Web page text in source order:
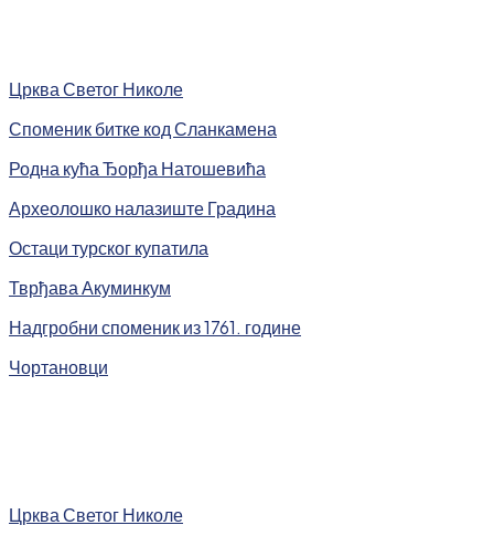
Црква Светог Николе
Споменик битке код Сланкамена
Родна кућа Ђорђа Натошевића
Археолошко налазиште Градина
Остаци турског купатила
Тврђава Акуминкум
Надгробни споменик из 1761. године
Чортановци
Црква Светог Николе